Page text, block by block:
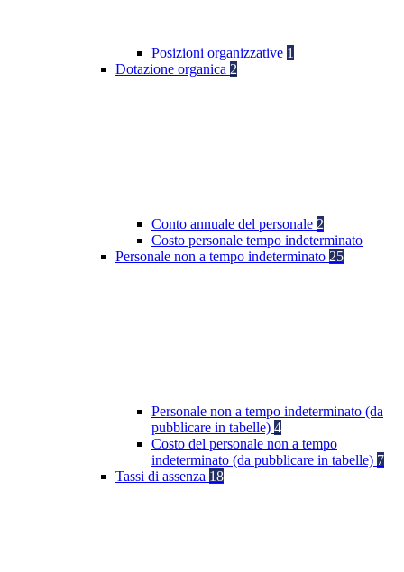
Posizioni organizzative 1
Dotazione organica 2
Conto annuale del personale 2
Costo personale tempo indeterminato
Personale non a tempo indeterminato 25
Personale non a tempo indeterminato (da
pubblicare in tabelle) 4
Costo del personale non a tempo
indeterminato (da pubblicare in tabelle) 7
Tassi di assenza 18